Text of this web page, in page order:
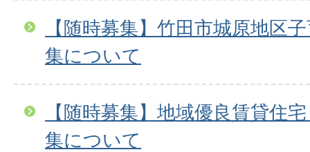
【随時募集】竹田市城原地区
集について
【随時募集】地域優良賃貸住
集について